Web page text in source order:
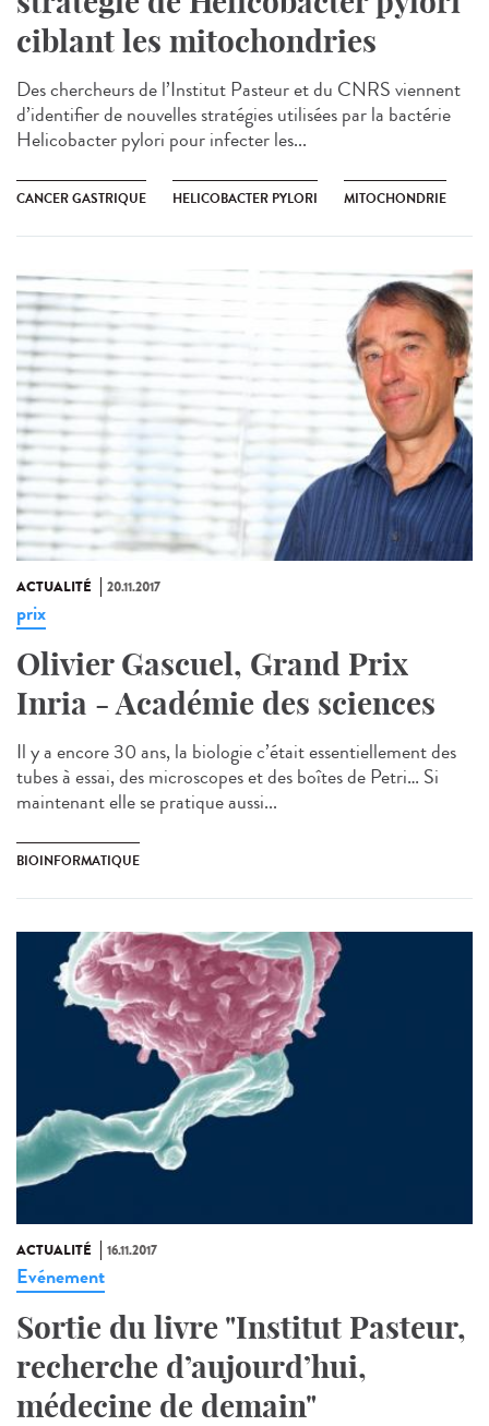
ciblant les mitochondries
Des chercheurs de l’Institut Pasteur et du CNRS viennent
d’identifier de nouvelles stratégies utilisées par la bactérie
Helicobacter pylori pour infecter les...
CANCER GASTRIQUE HELICOBACTER PYLORI MITOCHONDRIE
ACTUALITÉ 20.11.2017
prix
Olivier Gascuel, Grand Prix
Inria - Académie des sciences
Il y a encore 30 ans, la biologie c’était essentiellement des
tubes à essai, des microscopes et des boîtes de Petri… Si
maintenant elle se pratique aussi...
BIOINFORMATIQUE
ACTUALITÉ 16.11.2017
Evénement
Sortie du livre "Institut Pasteur,
recherche d’aujourd’hui,
médecine de demain"